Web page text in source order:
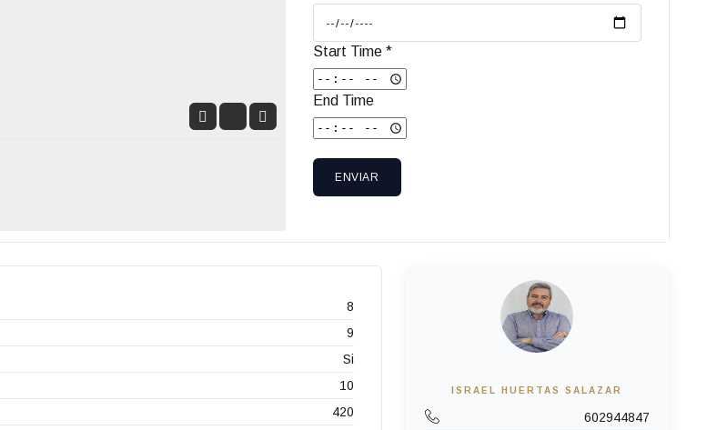
Start Time *
End Time
ENVIAR
8
9
Si
10
420
ISRAEL HUERTAS SALAZAR
602944847